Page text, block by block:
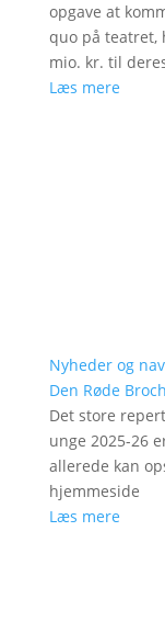
opgave at
quo på teatret,
mio. kr. til
Læs mere
Nyheder og
Den Røde
Det store
unge 2025-26
allerede kan
hjemmeside
Læs mere